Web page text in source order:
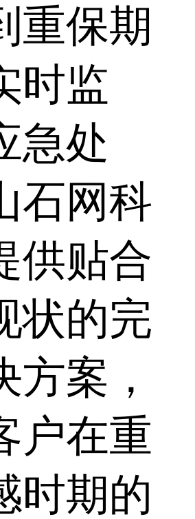
重保期
时监
急处
石网科
供贴合
状的完
方案，
户在重
时期的